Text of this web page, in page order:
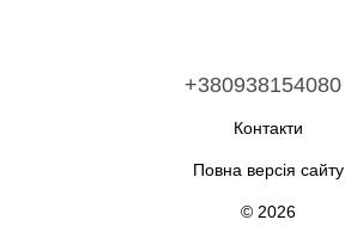
+380938154080
Контакти
Повна версія сайту
© 2026